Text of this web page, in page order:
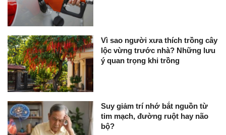
Vì sao người xưa thích trồng cây
lộc vừng trước nhà? Những lưu
ý quan trọng khi trồng
Suy giảm trí nhớ bắt nguồn từ
tim mạch, đường ruột hay não
bộ?